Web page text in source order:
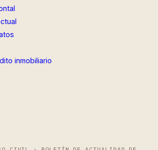
inmobiliario